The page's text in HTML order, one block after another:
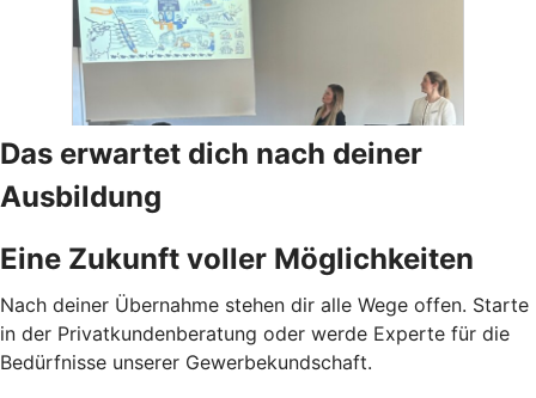
Das erwartet dich nach deiner
Ausbildung
Eine Zukunft voller Möglichkeiten
Nach deiner Übernahme stehen dir alle Wege offen. Starte
in der Privatkundenberatung oder werde Experte für die
Bedürfnisse unserer Gewerbekundschaft.